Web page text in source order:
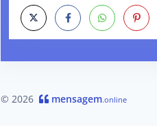
© 2026 mensagem.online